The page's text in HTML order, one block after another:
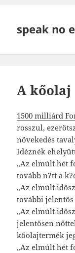
speak no
A kőolaj
1500 milliárd
rosszul,
növekedés
Idéznék
„Az elmúlt hét
tovább n?tt a
„Az elmúlt
további
„Az elmúlt
jelentősen
kőolajtermék
„Az elmúlt hét